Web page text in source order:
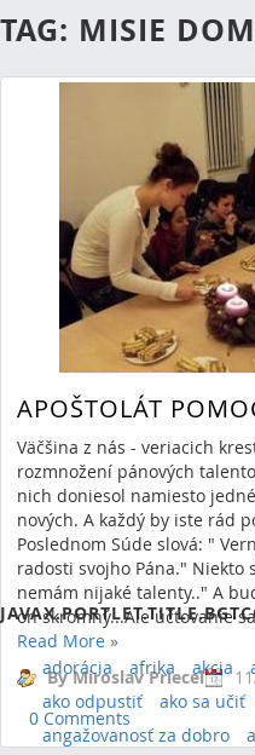
TAG: MISIE
APOŠTOLÁT
Väčšina z nás - veriacich
rozmnožení pánových
nich doniesol namiesto
nových. A každý by iste rád
Poslednom Súde slová: "
radosti svojho Pána." Niekto
nemám nijaké talenty.." A
on skromný...Ale účtovanie
Read More »
By Miroslav Priecel
0 Comments
RSS (Opens New Window)
Showing 0 results.
adorácia afrika akcia
ako odpustiť
ako sa učiť
angažovanosť za dobro